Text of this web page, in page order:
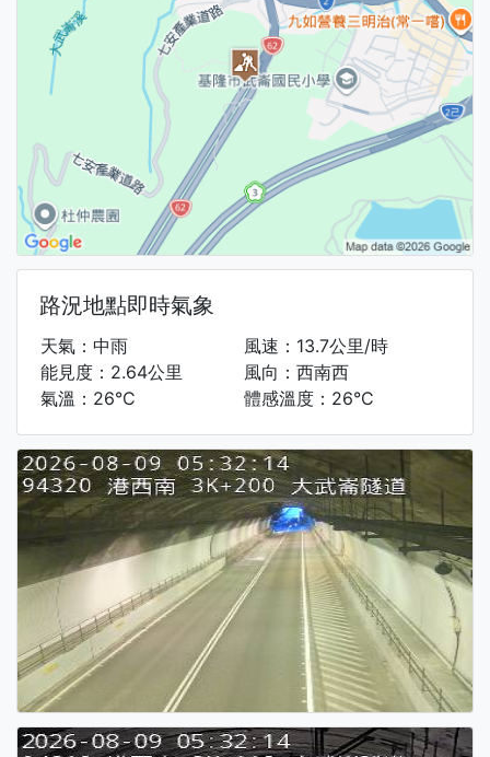
路況地點即時氣象
天氣：中雨
能見度：2.64公里
氣溫：26°C
風速：13.7公里/時
風向：西南西
體感溫度：26°C